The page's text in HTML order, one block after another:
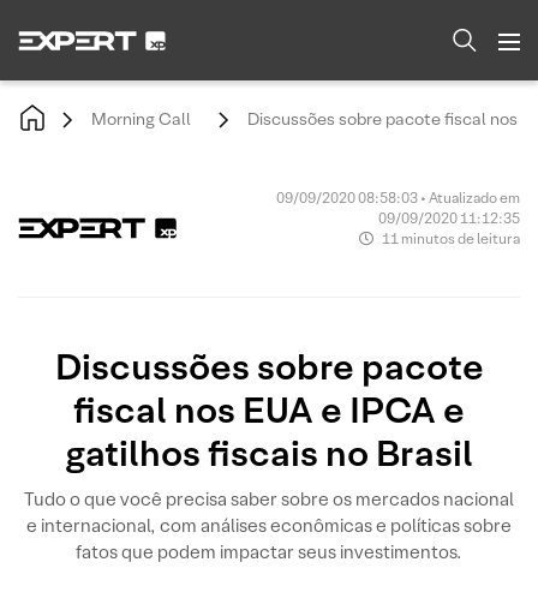
Morning Call Discussões sobre pacote fiscal nos
09/09/2020 08:58:03 • Atualizado em
09/09/2020 11:12:35
11 minutos de leitura
Discussões sobre pacote
fiscal nos EUA e IPCA e
gatilhos fiscais no Brasil
Tudo o que você precisa saber sobre os mercados nacional
e internacional, com análises econômicas e políticas sobre
fatos que podem impactar seus investimentos.